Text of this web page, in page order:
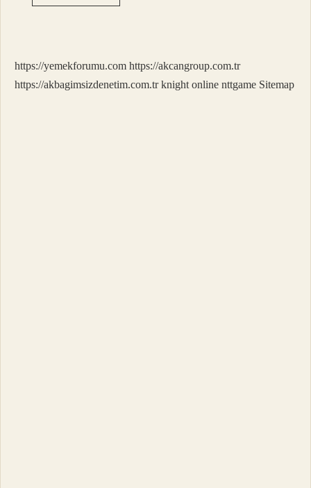
Taşı
https://yemekforumu.com https://akcangroup.com.tr
https://akbagimsizdenetim.com.tr knight online nttgame Sitemap